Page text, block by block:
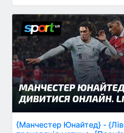
{Манчестер Юнайтед} -